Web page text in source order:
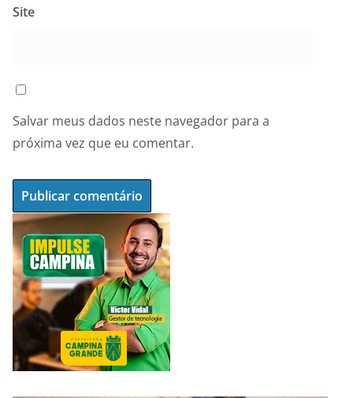
Site
Salvar meus dados neste navegador para a
próxima vez que eu comentar.